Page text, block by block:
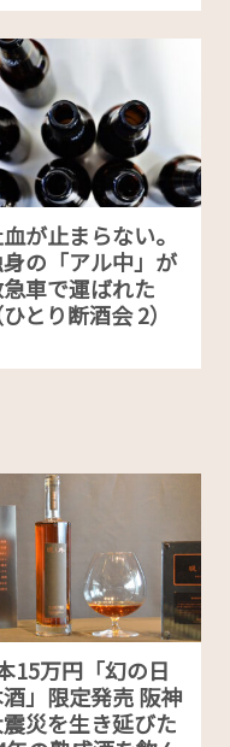
が止まらない。
の「アル中」が
車で運ばれた
ひとり断酒会 2）
15万円「幻の日
」限定発売 阪神
災を生き延びた